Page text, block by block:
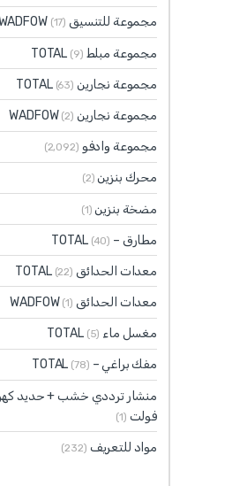
مجموعة للتنسيق WADFOW (17)
مجموعة مبلط TOTAL (9)
مجموعة نجارين TOTAL (63)
مجموعة نجارين WADFOW (2)
مجموعة وادفو (2٬092)
محرك بنزين (2)
مضخة بنزين (1)
مطارق – TOTAL (40)
معدات الحدائق TOTAL (22)
معدات الحدائق WADFOW (1)
مغسل ماء TOTAL (5)
مفك براغي – TOTAL (78)
فولت (1)
مواد للتعريف (232)